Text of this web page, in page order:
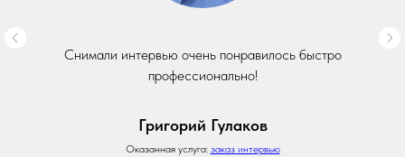
Снимали интервью очень понравилось быстро
профессионально!
Григорий Гулаков
Оказанная услуга: заказ интервью